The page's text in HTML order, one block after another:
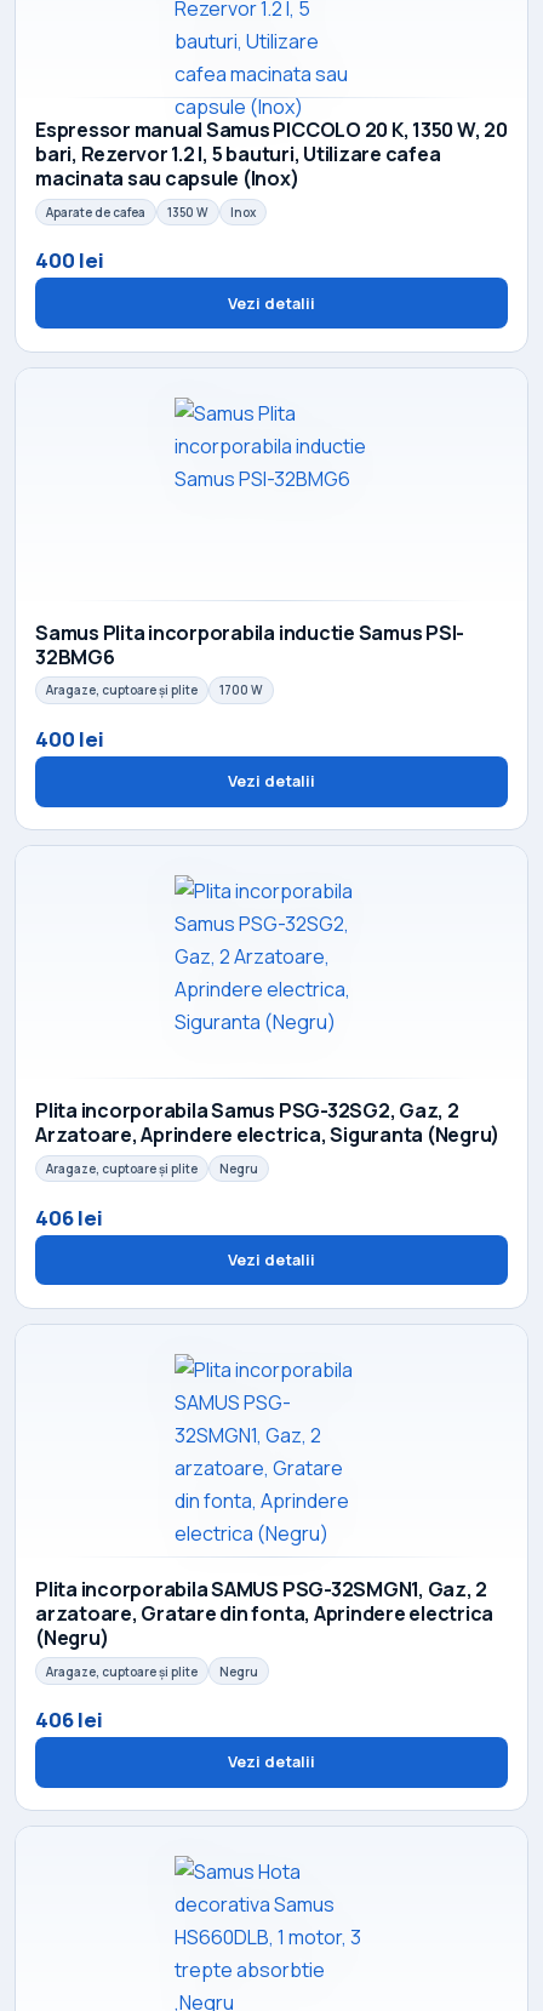
Espressor manual Samus PICCOLO 20 K, 1350 W, 20
bari, Rezervor 1.2 l, 5 bauturi, Utilizare cafea
macinata sau capsule (Inox)
Aparate de cafea 1350 W Inox
400 lei
Vezi detalii
Samus Plita incorporabila inductie Samus PSI-
32BMG6
Aragaze, cuptoare și plite 1700 W
400 lei
Vezi detalii
Plita incorporabila Samus PSG-32SG2, Gaz, 2
Arzatoare, Aprindere electrica, Siguranta (Negru)
Aragaze, cuptoare și plite Negru
406 lei
Vezi detalii
Plita incorporabila SAMUS PSG-32SMGN1, Gaz, 2
arzatoare, Gratare din fonta, Aprindere electrica
(Negru)
Aragaze, cuptoare și plite Negru
406 lei
Vezi detalii